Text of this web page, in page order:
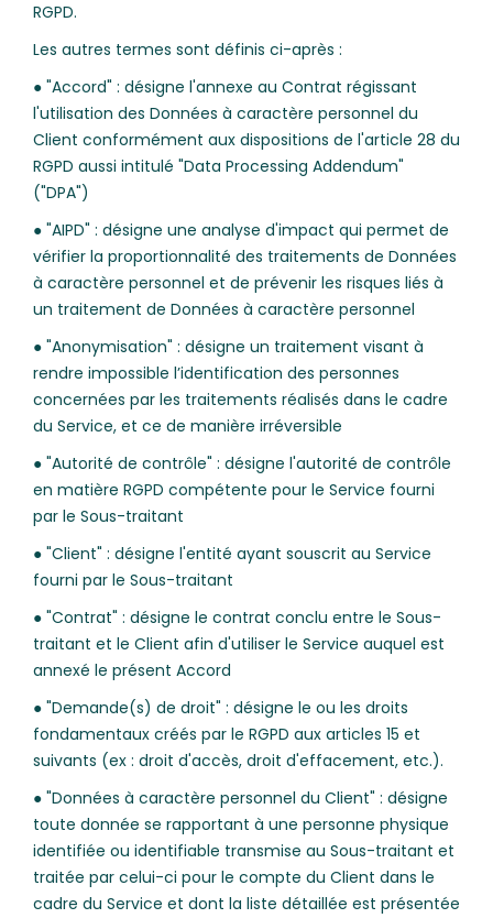
RGPD.
Les autres termes sont définis ci-après :
● "Accord" : désigne l'annexe au Contrat régissant
l'utilisation des Données à caractère personnel du
Client conformément aux dispositions de l'article 28 du
RGPD aussi intitulé "Data Processing Addendum"
("DPA")
● "AIPD" : désigne une analyse d'impact qui permet de
vérifier la proportionnalité des traitements de Données
à caractère personnel et de prévenir les risques liés à
un traitement de Données à caractère personnel
● "Anonymisation" : désigne un traitement visant à
rendre impossible l’identification des personnes
concernées par les traitements réalisés dans le cadre
du Service, et ce de manière irréversible
● "Autorité de contrôle" : désigne l'autorité de contrôle
en matière RGPD compétente pour le Service fourni
par le Sous-traitant
● "Client" : désigne l'entité ayant souscrit au Service
fourni par le Sous-traitant
● "Contrat" : désigne le contrat conclu entre le Sous-
traitant et le Client afin d'utiliser le Service auquel est
annexé le présent Accord
● "Demande(s) de droit" : désigne le ou les droits
fondamentaux créés par le RGPD aux articles 15 et
suivants (ex : droit d'accès, droit d'effacement, etc.).
● "Données à caractère personnel du Client" : désigne
toute donnée se rapportant à une personne physique
identifiée ou identifiable transmise au Sous-traitant et
traitée par celui-ci pour le compte du Client dans le
cadre du Service et dont la liste détaillée est présentée